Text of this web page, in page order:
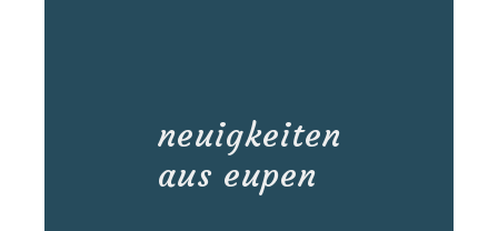
neuigkeiten
aus eupen